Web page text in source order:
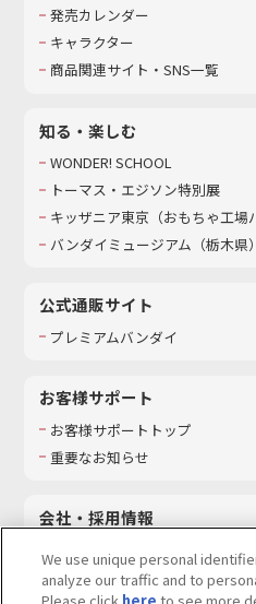
発売カレンダー
キャラクター
商品関連サイト・SNS一覧
知る・楽しむ
WONDER! SCHOOL
トーマス・エジソン特別展
キッザニア東京（おもちゃ工場
バンダイミュージアム（栃木県）
公式通販サイト
プレミアムバンダイ
お客様サポート
お客様サポートトップ
重要なお知らせ
会社・採用情報
採用情報
We use unique personal
analyze our traffic and to